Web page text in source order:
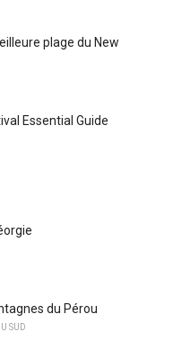
plage du New
Essential Guide
du Pérou
SUD